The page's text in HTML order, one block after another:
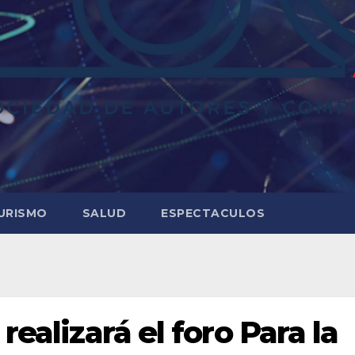
SALUD ESPECTACULOS
el foro Para la